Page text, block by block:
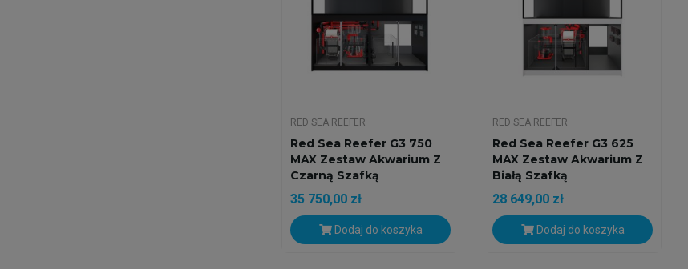
RED SEA REEFER
Red Sea Reefer G3 750
MAX Zestaw Akwarium Z
Czarną Szafką
35 750,00 zł
Dodaj do koszyka
RED SEA REEFER
Red Sea Reefer G3 625
MAX Zestaw Akwarium Z
Białą Szafką
28 649,00 zł
Dodaj do koszyka